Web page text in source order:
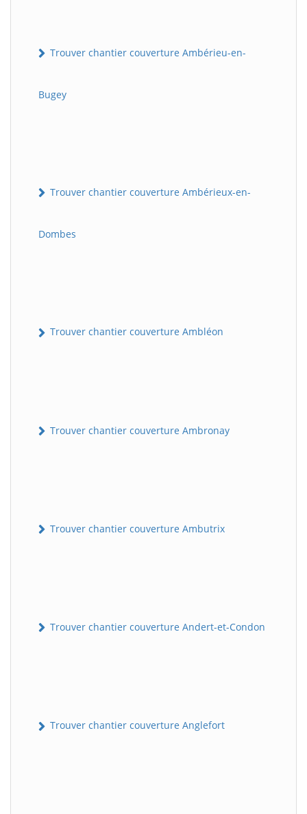
Trouver chantier couverture Ambérieu-en-
Bugey
Trouver chantier couverture Ambérieux-en-
Dombes
Trouver chantier couverture Ambléon
Trouver chantier couverture Ambronay
Trouver chantier couverture Ambutrix
Trouver chantier couverture Andert-et-Condon
Trouver chantier couverture Anglefort